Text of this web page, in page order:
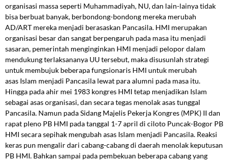
organisasi massa seperti Muhammadiyah, NU, dan lain-lainya tidak
bisa berbuat banyak, berbondong-bondong mereka merubah
AD/ART mereka menjadi berasaskan Pancasila. HMI merupakan
organisasi besar dan sangat berpengaruh pada masa itu menjadi
sasaran, pemerintah menginginkan HMI menjadi pelopor dalam
mendukung terlaksananya UU tersebut, maka disusunlah strategi
untuk membujuk beberapa fungsionaris HMI untuk merubah
asas Islam menjadi Pancasila lewat para alumni pada masa itu.
Hingga pada ahir mei 1983 kongres HMI tetap menjadikan Islam
sebagai asas organisasi, dan secara tegas menolak asas tunggal
Pancasila. Namun pada Sidang Majelis Pekerja Kongres (MPK) II dan
rapat pleno PB HMI pada tanggal 1-7 april di ciloto Puncak-Bogor PB
HMI secara sepihak mengubah asas Islam menjadi Pancasila. Reaksi
keras pun mengalir dari cabang-cabang di daerah menolak keputusan
PB HMI. Bahkan sampai pada pembekuan beberapa cabang yang